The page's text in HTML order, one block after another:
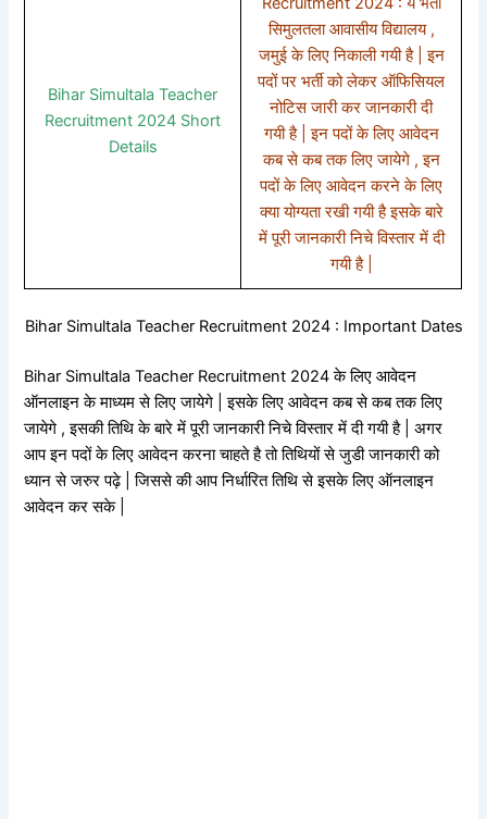
Bihar Simultala Teacher
Recruitment 2024 Short
Details
सिमुलतला आवासीय विद्यालय ,
जमुई के लिए निकाली गयी है | इन
पदों पर भर्ती को लेकर ऑफिसियल
नोटिस जारी कर जानकारी दी
गयी है | इन पदों के लिए आवेदन
कब से कब तक लिए जायेगे , इन
पदों के लिए आवेदन करने के लिए
क्या योग्यता रखी गयी है इसके बारे
में पूरी जानकारी निचे विस्तार में दी
गयी है |
Bihar Simultala Teacher Recruitment 2024 : Important Dates
Bihar Simultala Teacher Recruitment 2024 के लिए आवेदन
ऑनलाइन के माध्यम से लिए जायेगे | इसके लिए आवेदन कब से कब तक लिए
जायेगे , इसकी तिथि के बारे में पूरी जानकारी निचे विस्तार में दी गयी है | अगर
आप इन पदों के लिए आवेदन करना चाहते है तो तिथियों से जुडी जानकारी को
ध्यान से जरुर पढ़े | जिससे की आप निर्धारित तिथि से इसके लिए ऑनलाइन
आवेदन कर सके |